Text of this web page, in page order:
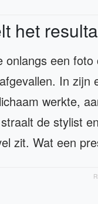
het
onlangs een
In
werkte,
de stylist
zit. Wat een